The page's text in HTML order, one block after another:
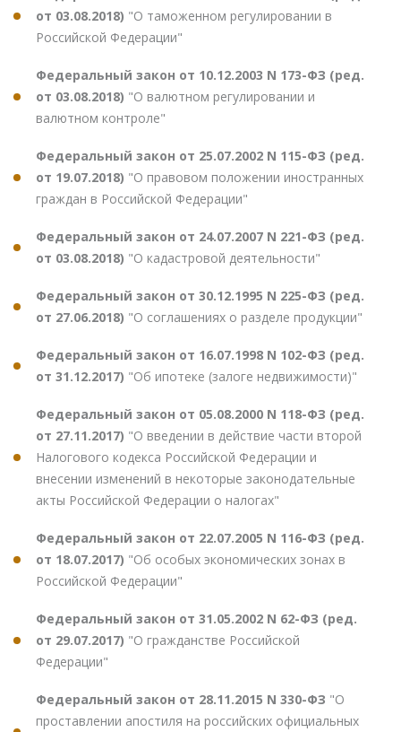
от 03.08.2018) "О таможенном регулировании в
Российской Федерации"
Федеральный закон от 10.12.2003 N 173-ФЗ (ред.
от 03.08.2018) "О валютном регулировании и
валютном контроле"
Федеральный закон от 25.07.2002 N 115-ФЗ (ред.
от 19.07.2018) "О правовом положении иностранных
граждан в Российской Федерации"
Федеральный закон от 24.07.2007 N 221-ФЗ (ред.
от 03.08.2018) "О кадастровой деятельности"
Федеральный закон от 30.12.1995 N 225-ФЗ (ред.
от 27.06.2018) "О соглашениях о разделе продукции"
Федеральный закон от 16.07.1998 N 102-ФЗ (ред.
от 31.12.2017) "Об ипотеке (залоге недвижимости)"
Федеральный закон от 05.08.2000 N 118-ФЗ (ред.
от 27.11.2017) "О введении в действие части второй
Налогового кодекса Российской Федерации и
внесении изменений в некоторые законодательные
акты Российской Федерации о налогах"
Федеральный закон от 22.07.2005 N 116-ФЗ (ред.
от 18.07.2017) "Об особых экономических зонах в
Российской Федерации"
Федеральный закон от 31.05.2002 N 62-ФЗ (ред.
от 29.07.2017) "О гражданстве Российской
Федерации"
Федеральный закон от 28.11.2015 N 330-ФЗ "О
проставлении апостиля на российских официальных